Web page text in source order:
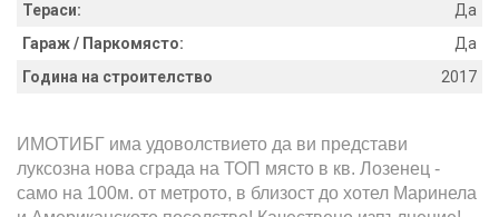
Тераси:
Да
Гараж / Паркомясто:
Да
Година на строителство
2017
ИМОТИБГ има удоволствието да ви представи
луксозна нова сграда на ТОП място в кв. Лозенец -
само на 100м. от метрото, в близост до хотел Маринела